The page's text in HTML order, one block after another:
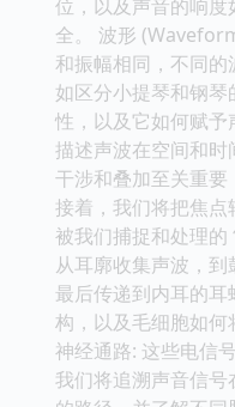
位，以及声音的响
全。 波形
和振幅相同，不同
如区分小提琴和钢
性，以及它如何赋予
描述声波在空间和
干涉和叠加至关重要
接着，我们将把焦
被我们捕捉和处理
从耳廓收集声波，到
最后传递到内耳的
构，以及毛细胞如
神经通路: 这些电信
我们将追溯声音信